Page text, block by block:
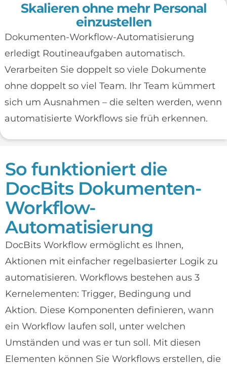
Skalieren ohne mehr Personal
einzustellen
Dokumenten-Workflow-Automatisierung
erledigt Routineaufgaben automatisch.
Verarbeiten Sie doppelt so viele Dokumente
ohne doppelt so viel Team. Ihr Team kümmert
sich um Ausnahmen – die selten werden, wenn
automatisierte Workflows sie früh erkennen.
So funktioniert die
DocBits Dokumenten-
Workflow-
Automatisierung
DocBits Workflow ermöglicht es Ihnen,
Aktionen mit einfacher regelbasierter Logik zu
automatisieren. Workflows bestehen aus 3
Kernelementen: Trigger, Bedingung und
Aktion. Diese Komponenten definieren, wann
ein Workflow laufen soll, unter welchen
Umständen und was er tun soll. Mit diesen
Elementen können Sie Workflows erstellen, die